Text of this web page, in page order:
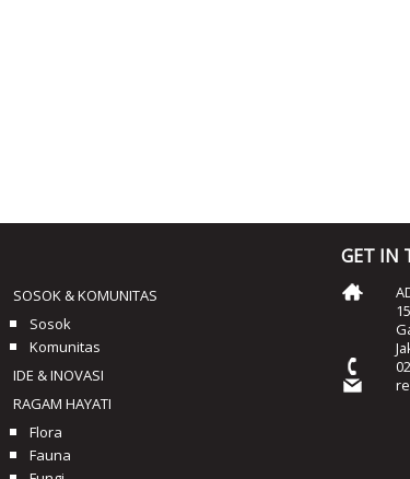
SOSOK & KOMUNITAS
Sosok
Komunitas
IDE & INOVASI
RAGAM HAYATI
Flora
Fauna
GET IN
15